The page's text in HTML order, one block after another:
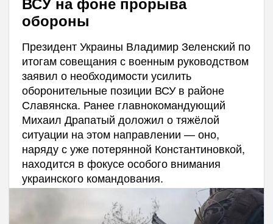
обороны
Президент Украины Владимир Зеленский по
итогам совещания с военным руководством
заявил о необходимости усилить
оборонительные позиции ВСУ в районе
Славянска. Ранее главнокомандующий
Михаил Драпатый доложил о тяжёлой
ситуации на этом направлении — оно,
наряду с уже потерянной Константиновкой,
находится в фокусе особого внимания
украинского командования.